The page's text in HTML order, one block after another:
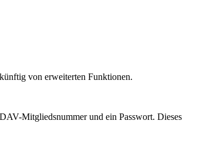
von erweiterten Funktionen.
Mitgliedsnummer und ein Passwort. Dieses